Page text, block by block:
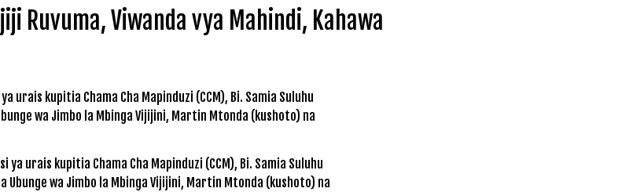
Ruvuma, Viwanda vya Mahindi, Kahawa
ya urais kupitia Chama Cha Mapinduzi (CCM), Bi. Samia Suluhu
Ubunge wa Jimbo la Mbinga Vijijini, Martin Mtonda (kushoto) na